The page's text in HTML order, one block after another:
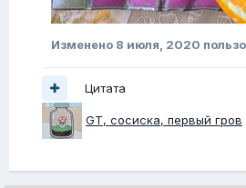
Изменено 8 июля, 2020
Цитата
GT, сосиска, первый гров